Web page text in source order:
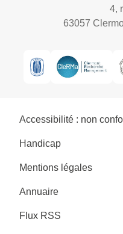
4,
63057
Accessibilité : non
Handicap
Mentions légales
Annuaire
Flux RSS